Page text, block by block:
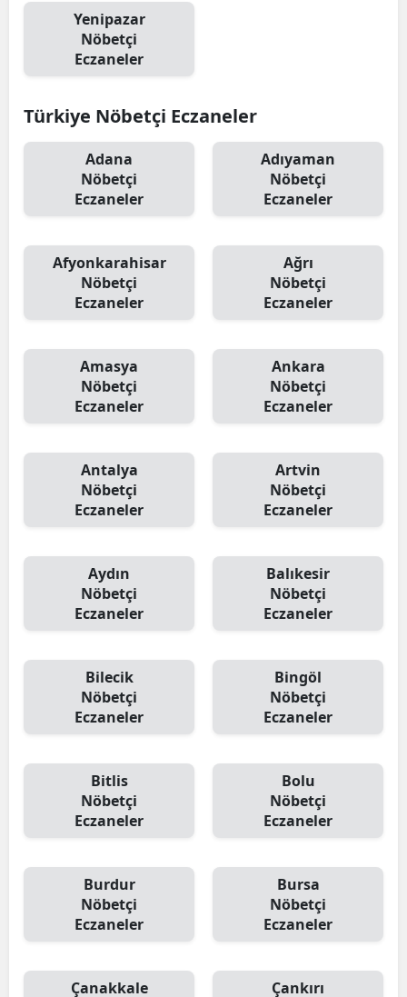
Yenipazar
Nöbetçi
Eczaneler
Türkiye Nöbetçi Eczaneler
Adana
Nöbetçi
Eczaneler
Adıyaman
Nöbetçi
Eczaneler
Afyonkarahisar
Nöbetçi
Eczaneler
Ağrı
Nöbetçi
Eczaneler
Amasya
Nöbetçi
Eczaneler
Ankara
Nöbetçi
Eczaneler
Antalya
Nöbetçi
Eczaneler
Artvin
Nöbetçi
Eczaneler
Aydın
Nöbetçi
Eczaneler
Balıkesir
Nöbetçi
Eczaneler
Bilecik
Nöbetçi
Eczaneler
Bingöl
Nöbetçi
Eczaneler
Bitlis
Nöbetçi
Eczaneler
Bolu
Nöbetçi
Eczaneler
Burdur
Nöbetçi
Eczaneler
Bursa
Nöbetçi
Eczaneler
Çanakkale Çankırı